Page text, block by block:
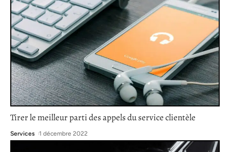
Tirer le meilleur parti des appels du service clientèle
Services 1 décembre 2022